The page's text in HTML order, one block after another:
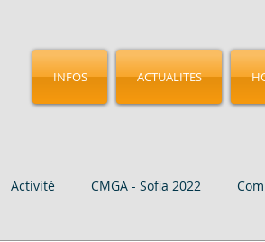
INFOS ACTUALITES
Activité CMGA - Sofia 2022